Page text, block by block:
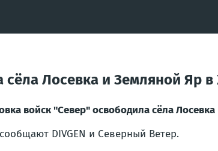
Лосевка и Земляной Яр в
войск "Север" освободила сёла
DIVGEN и Северный Ветер.